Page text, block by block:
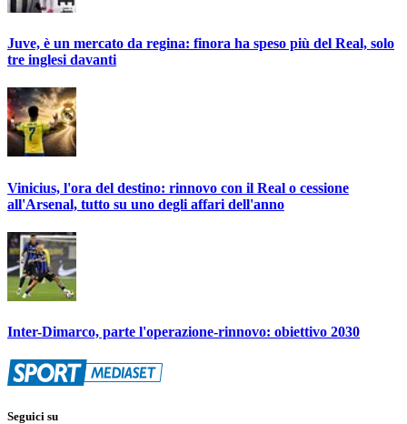
Juve, è un mercato da regina: finora ha speso più del Real, solo
tre inglesi davanti
Vinicius, l'ora del destino: rinnovo con il Real o cessione
all'Arsenal, tutto su uno degli affari dell'anno
Inter-Dimarco, parte l'operazione-rinnovo: obiettivo 2030
Seguici su